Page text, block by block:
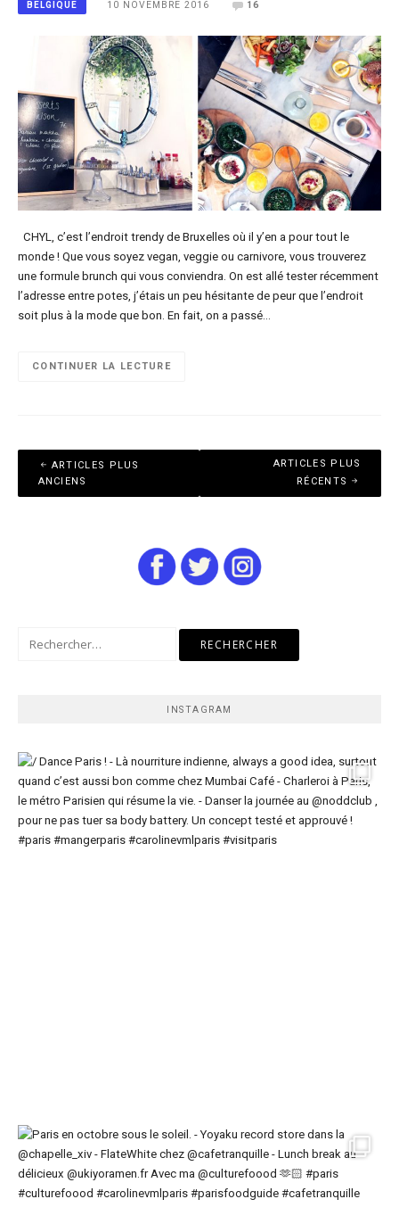
BELGIQUE 10 NOVEMBRE 2016 16
CHYL, c’est l’endroit trendy de Bruxelles où il y’en a pour tout le
monde ! Que vous soyez vegan, veggie ou carnivore, vous trouverez
une formule brunch qui vous conviendra. On est allé tester récemment
l’adresse entre potes, j’étais un peu hésitante de peur que l’endroit
soit plus à la mode que bon. En fait, on a passé…
CONTINUER LA LECTURE
Navigation
des
ARTICLES PLUS
ANCIENS
ARTICLES PLUS
RÉCENTS
INSTAGRAM